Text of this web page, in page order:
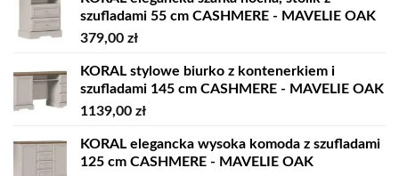
szufladami 55 cm CASHMERE - MAVELIE OAK
379,00 zł
KORAL stylowe biurko z kontenerkiem i
szufladami 145 cm CASHMERE - MAVELIE OAK
1139,00 zł
KORAL elegancka wysoka komoda z szufladami
125 cm CASHMERE - MAVELIE OAK